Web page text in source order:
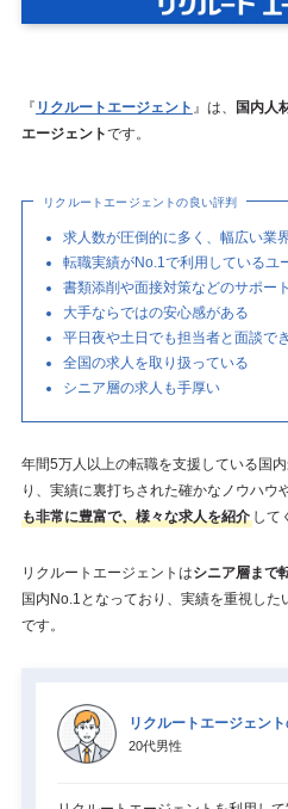
『 リクルートエージェント 』は、 国内人
エージェントです。
リクルートエージェントの良い評判
求人数が圧倒的に多く、幅広い業
転職実績がNo.1で利用しているユ
書類添削や面接対策などのサポー
大手ならではの安心感がある
平日夜や土日でも担当者と面談で
全国の求人を取り扱っている
シニア層の求人も手厚い
年間5万人以上の転職を支援している国
り、実績に裏打ちされた確かなノウハウ
も非常に豊富で、様々な求人を紹介して
リクルートエージェントはシニア層まで
国内No.1となっており、実績を重視した
です。
リクルートエージェン
20代男性